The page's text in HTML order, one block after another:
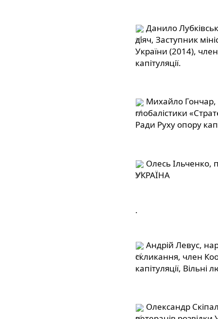
Данило
діяч, Заступник
України (2014),
капітуляції.
Михайло
глобалістики
Ради Руху опору
Олесь
УКРАЇНА
.
Андрій Левус,
скликання, член
капітуляції, Вільні
Олександр